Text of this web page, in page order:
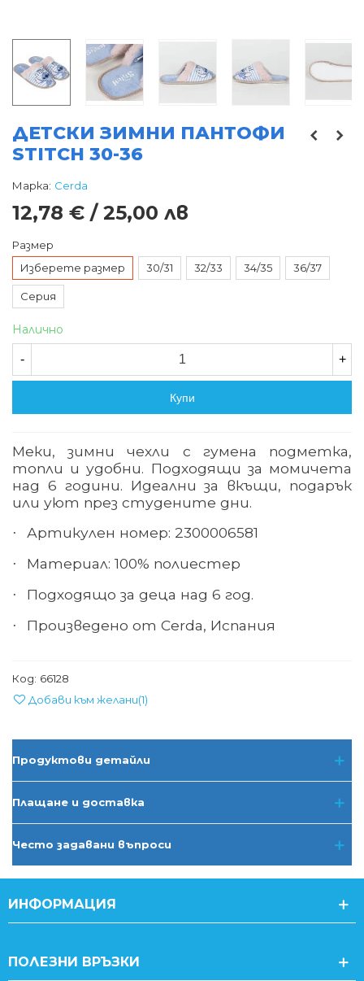
ДЕТСКИ ЗИМНИ ПАНТОФИ
STITCH 30-36
Марка: Cerda
12,78 € / 25,00 лв
Размер
Изберете размер
30/31 32/33 34/35 36/37
Серия
Налично
- +
Купи
Меки, зимни чехли с гумена подметка,
топли и удобни. Подходящи за момичета
над 6 години. Идеални за вкъщи, подарък
или уют през студените дни.
· Артикулен номер: 2300006581
· Материал: 100% полиестер
· Подходящо за деца над 6 год.
· Произведено от Cerda, Испания
Код: 66128
Добави към желани(1)
Продуктови детайли
Плащане и доставка
Често задавани въпроси
ИНФОРМАЦИЯ
ПОЛЕЗНИ ВРЪЗКИ